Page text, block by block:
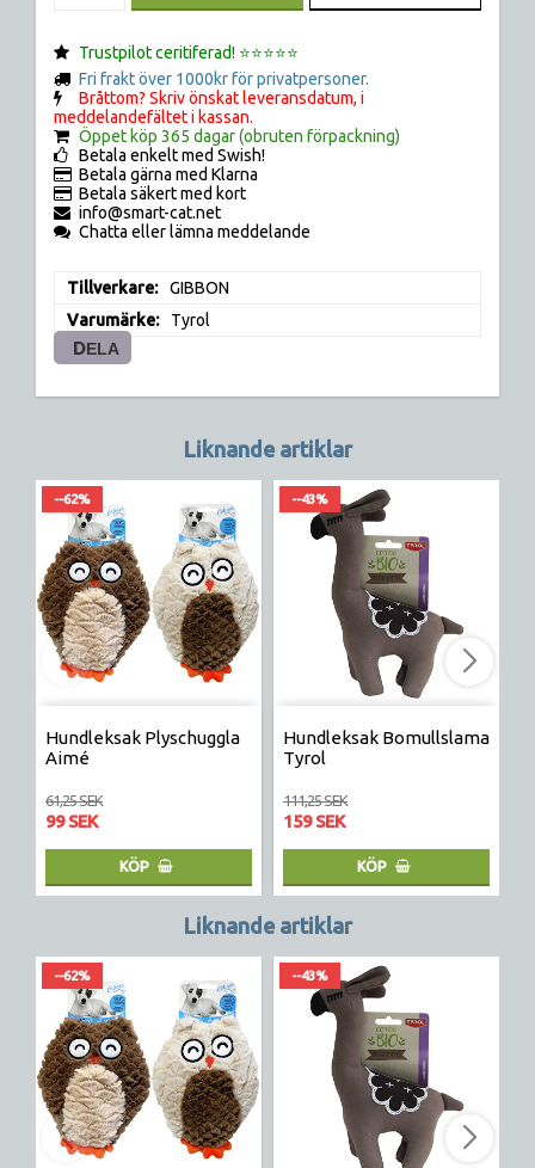
Trustpilot ceritiferad! ⭐️⭐️⭐️⭐️⭐️
Fri frakt över 1000kr för privatpersoner.
Bråttom? Skriv önskat leveransdatum, i
meddelandefältet i kassan.
Öppet köp 365 dagar (obruten förpackning)
Betala enkelt med Swish!
Betala gärna med Klarna
Betala säkert med kort
info@smart-cat.net
Chatta eller lämna meddelande
Tillverkare
GIBBON
Varumärke
Tyrol
DELA
Liknande artiklar
--62%
Hundleksak Plyschuggla
Aimé
61,25 SEK
99 SEK
KÖP
--43%
Hundleksak Bomullslama
Tyrol
111,25 SEK
159 SEK
KÖP
Liknande artiklar
--62% --43%